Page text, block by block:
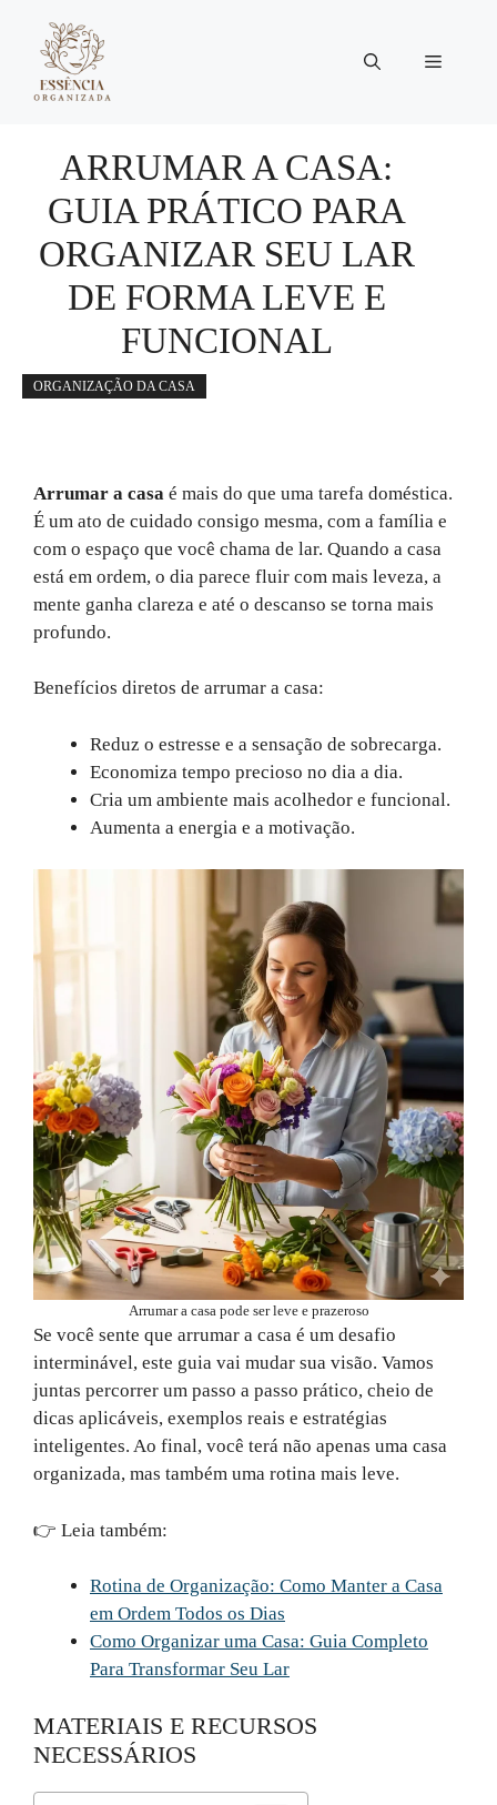
conteúdo
Menu
ARRUMAR A CASA:
GUIA PRÁTICO PARA
ORGANIZAR SEU LAR
DE FORMA LEVE E
FUNCIONAL
ORGANIZAÇÃO DA CASA
Arrumar a casa é mais do que uma tarefa doméstica.
É um ato de cuidado consigo mesma, com a família e
com o espaço que você chama de lar. Quando a casa
está em ordem, o dia parece fluir com mais leveza, a
mente ganha clareza e até o descanso se torna mais
profundo.
Benefícios diretos de arrumar a casa:
Reduz o estresse e a sensação de sobrecarga.
Economiza tempo precioso no dia a dia.
Cria um ambiente mais acolhedor e funcional.
Aumenta a energia e a motivação.
Arrumar a casa pode ser leve e prazeroso
Se você sente que arrumar a casa é um desafio
interminável, este guia vai mudar sua visão. Vamos
juntas percorrer um passo a passo prático, cheio de
dicas aplicáveis, exemplos reais e estratégias
inteligentes. Ao final, você terá não apenas uma casa
organizada, mas também uma rotina mais leve.
👉 Leia também:
Rotina de Organização: Como Manter a Casa
em Ordem Todos os Dias
Como Organizar uma Casa: Guia Completo
Para Transformar Seu Lar
MATERIAIS E RECURSOS
NECESSÁRIOS